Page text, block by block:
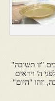
"זו תשובה"
ה' ויראים
וזהו "היום"